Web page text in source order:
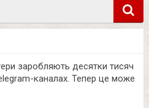
заробляють десятки тисяч
каналах. Тепер це може